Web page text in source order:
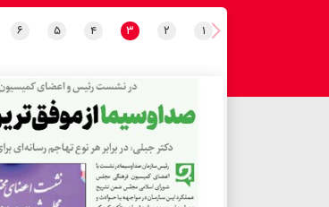
۱ ۲ ۳ ۴ ۵ ۶